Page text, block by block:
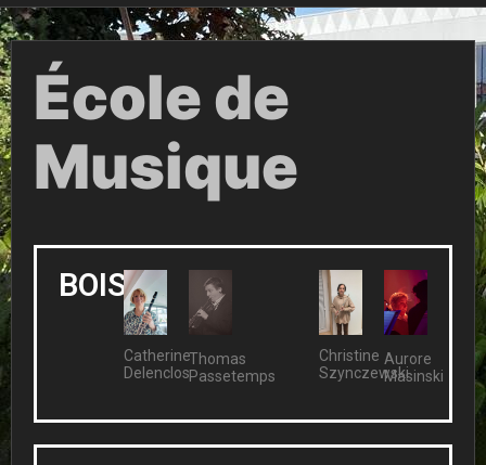
École de
Musique
BOIS
Catherine
Delenclos
Thomas
Passetemps
Christine
Szynczewski
Aurore
Masinski